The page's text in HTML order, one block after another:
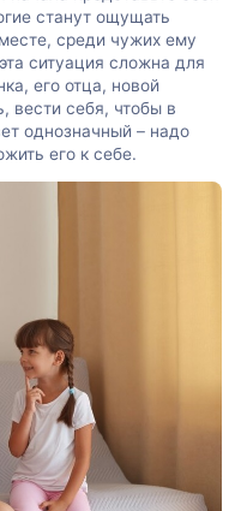
станут ощущать
среди чужих ему
ситуация сложна для
его отца, новой
вести себя, чтобы в
однозначный – надо
его к себе.